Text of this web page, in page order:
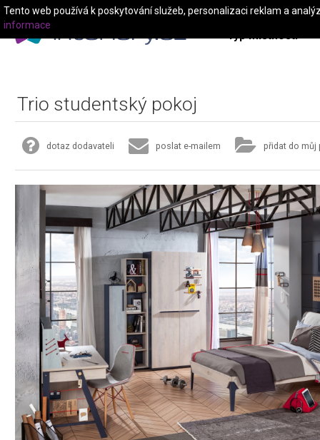
Typ místnosti
Trio studentský pokoj
dotaz dodavateli poslat e-mailem přidat do můj
Tento web používá k poskytování služeb, personalizaci reklam a
informace